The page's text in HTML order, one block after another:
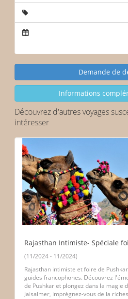
Découvrez d'autres voyages
intéresser
Rajasthan Intimiste- Spéciale
(11/2024 - 11/2024)
Rajasthan intimiste et foire de
guides francophones. Découvrez
de Pushkar et plongez dans la magie
Jaisalmer, imprégnez-vous de la